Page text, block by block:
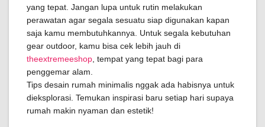
yang tepat. Jangan lupa untuk rutin melakukan
perawatan agar segala sesuatu siap digunakan kapan
saja kamu membutuhkannya. Untuk segala kebutuhan
gear outdoor, kamu bisa cek lebih jauh di
theextremeeshop , tempat yang tepat bagi para
penggemar alam.
Tips desain rumah minimalis nggak ada habisnya untuk
dieksplorasi. Temukan inspirasi baru setiap hari supaya
rumah makin nyaman dan estetik!